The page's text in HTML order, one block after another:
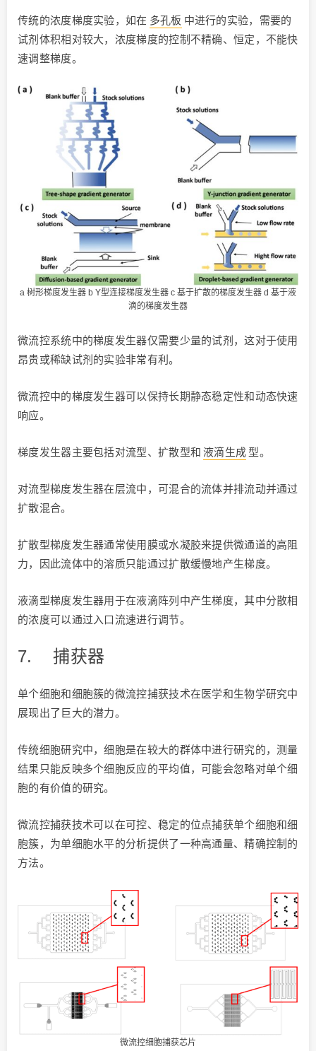
传统的浓度梯度实验，如在 多孔板 中进行的实验，需要的
试剂体积相对较大，浓度梯度的控制不精确、恒定，不能快
速调整梯度。
a 树形梯度发生器 b Y型连接梯度发生器 c 基于扩散的梯度发生器 d 基于液
滴的梯度发生器
微流控系统中的梯度发生器仅需要少量的试剂，这对于使用
昂贵或稀缺试剂的实验非常有利。
微流控中的梯度发生器可以保持长期静态稳定性和动态快速
响应。
梯度发生器主要包括对流型、扩散型和 液滴生成 型。
对流型梯度发生器在层流中，可混合的流体并排流动并通过
扩散混合。
扩散型梯度发生器通常使用膜或水凝胶来提供微通道的高阻
力，因此流体中的溶质只能通过扩散缓慢地产生梯度。
液滴型梯度发生器用于在液滴阵列中产生梯度，其中分散相
的浓度可以通过入口流速进行调节。
7.捕获器
单个细胞和细胞簇的微流控捕获技术在医学和生物学研究中
展现出了巨大的潜力。
传统细胞研究中，细胞是在较大的群体中进行研究的，测量
结果只能反映多个细胞反应的平均值，可能会忽略对单个细
胞的有价值的研究。
微流控捕获技术可以在可控、稳定的位点捕获单个细胞和细
胞簇，为单细胞水平的分析提供了一种高通量、精确控制的
方法。
微流控细胞捕获芯片